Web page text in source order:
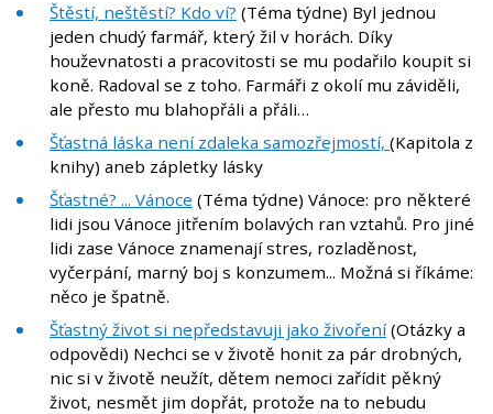
Štěstí, neštěstí? Kdo ví? (Téma týdne) Byl jednou
jeden chudý farmář, který žil v horách. Díky
houževnatosti a pracovitosti se mu podařilo koupit si
koně. Radoval se z toho. Farmáři z okolí mu záviděli,
ale přesto mu blahopřáli a přáli…
Šťastná láska není zdaleka samozřejmostí, (Kapitola z
knihy) aneb zápletky lásky
Šťastné? ... Vánoce (Téma týdne) Vánoce: pro některé
lidi jsou Vánoce jitřením bolavých ran vztahů. Pro jiné
lidi zase Vánoce znamenají stres, rozladěnost,
vyčerpání, marný boj s konzumem... Možná si říkáme:
něco je špatně.
Šťastný život si nepředstavuji jako živoření(Otázky a
odpovědi) Nechci se v životě honit za pár drobných,
nic si v životě neužít, dětem nemoci zařídit pěkný
život, nesmět jim dopřát, protože na to nebudu